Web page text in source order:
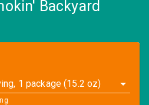
Backyard
1 package (15.2 oz)